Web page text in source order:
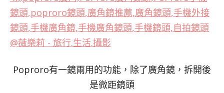
Poproro有一鏡兩用的功能，除了廣角鏡，拆開後
是微距鏡頭